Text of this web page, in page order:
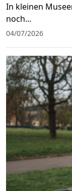
In kleinen
noch...
04/07/2026